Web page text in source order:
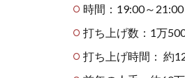
時間：19:00～21:00
打ち上げ数：1万
打ち上げ時間： 約